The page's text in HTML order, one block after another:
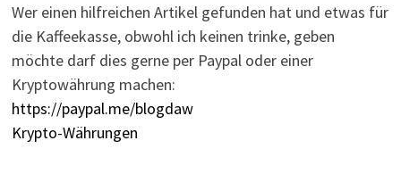
Wer einen hilfreichen Artikel gefunden hat und etwas für
die Kaffeekasse, obwohl ich keinen trinke, geben
möchte darf dies gerne per Paypal oder einer
Kryptowährung machen:
https://paypal.me/blogdaw
Krypto-Währungen